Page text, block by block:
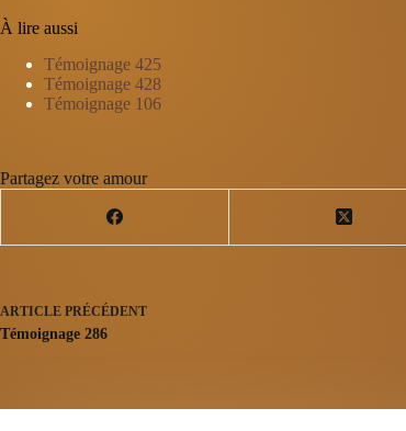
À lire aussi
Témoignage 425
Témoignage 428
Témoignage 106
Partagez votre amour
ARTICLE PRÉCÉDENT
Témoignage 286